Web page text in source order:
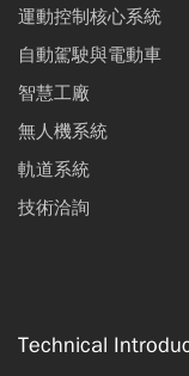
運動控制核心系統
自動駕駛與電動車
智慧工廠
無人機系統
軌道系統
技術洽詢
Technical